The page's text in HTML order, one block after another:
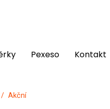
Pexeso Kontakt
Akční